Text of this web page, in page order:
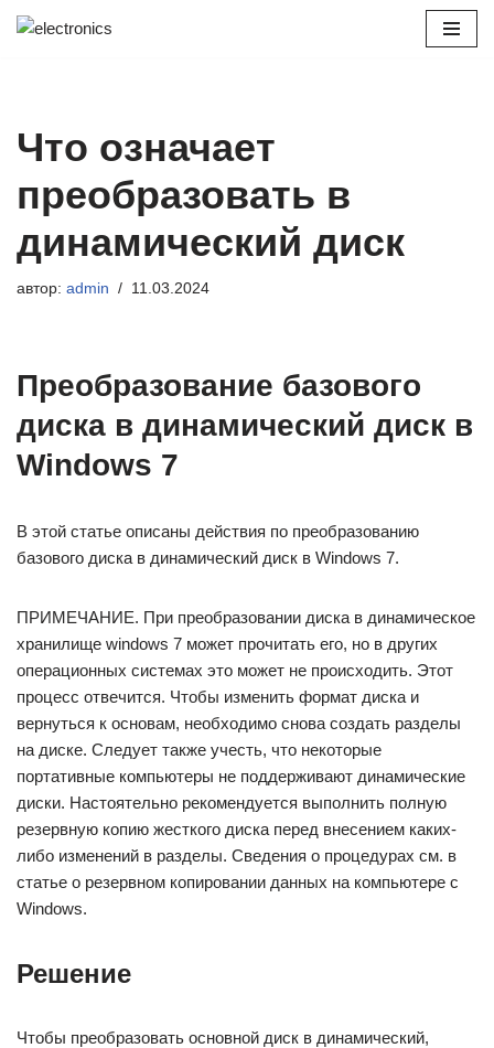
Что означает
преобразовать в
динамический диск
автор: admin 11.03.2024
Преобразование базового
диска в динамический диск в
Windows 7
В этой статье описаны действия по преобразованию
базового диска в динамический диск в Windows 7.
ПРИМЕЧАНИЕ. При преобразовании диска в динамическое
хранилище windows 7 может прочитать его, но в других
операционных системах это может не происходить. Этот
процесс отвечится. Чтобы изменить формат диска и
вернуться к основам, необходимо снова создать разделы
на диске. Следует также учесть, что некоторые
портативные компьютеры не поддерживают динамические
диски. Настоятельно рекомендуется выполнить полную
резервную копию жесткого диска перед внесением каких-
либо изменений в разделы. Сведения о процедурах см. в
статье о резервном копировании данных на компьютере с
Windows.
Решение
Чтобы преобразовать основной диск в динамический,